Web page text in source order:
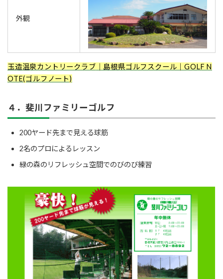
外観
玉造温泉カントリークラブ ｜島根県ゴルフスクール｜GOLF N
OTE(ゴルフノート)
４．斐川ファミリーゴルフ
200ヤード先まで見える球筋
2名のプロによるレッスン
緑の森のリフレッシュ空間でのびのび練習